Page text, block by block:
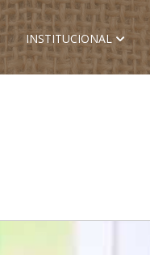
INSTITUCIONAL